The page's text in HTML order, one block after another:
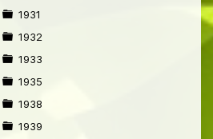
1931
1932
1933
1935
1938
1939